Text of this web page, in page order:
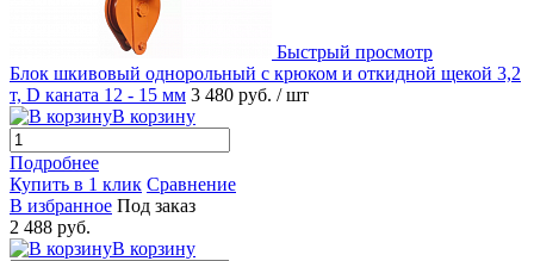
Быстрый просмотр
Блок шкивовый однорольный с крюком и откидной щекой 3,2
т, D каната 12 - 15 мм 3 480 руб. / шт
В корзину
Подробнее
Купить в 1 клик Сравнение
В избранное Под заказ
2 488 руб.
В корзину